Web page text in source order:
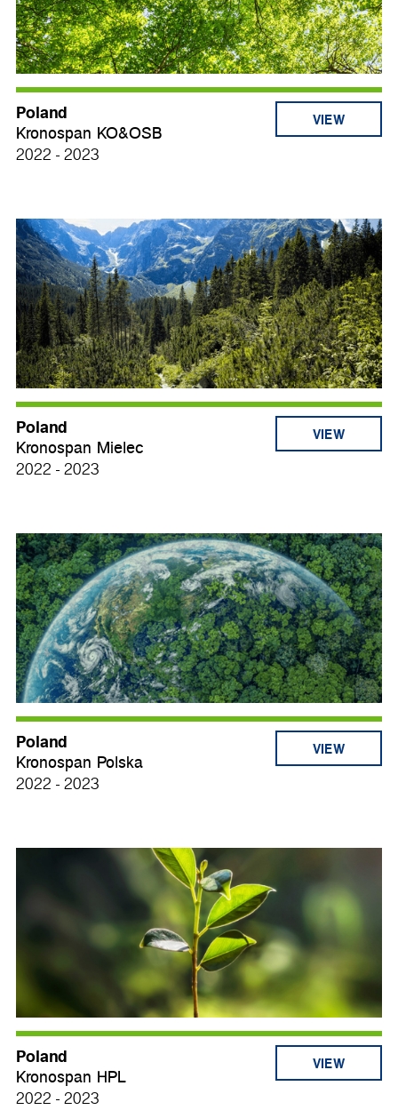
Poland
Kronospan KO&OSB
2022 - 2023
VIEW
Poland
Kronospan Mielec
2022 - 2023
VIEW
Poland
Kronospan Polska
2022 - 2023
VIEW
Poland
Kronospan HPL
2022 - 2023
VIEW